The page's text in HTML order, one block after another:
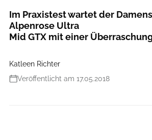
Im Praxistest wartet der
Alpenrose Ultra
Mid GTX mit einer
Katleen Richter
Veröffentlicht am 17.05.2018